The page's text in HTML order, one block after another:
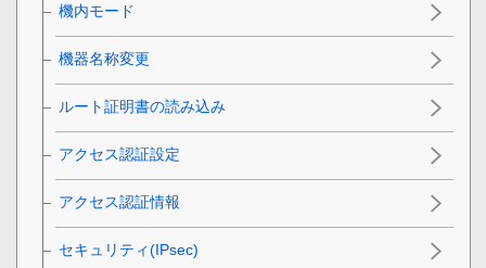
機内モード
機器名称変更
ルート証明書の読み込み
アクセス認証設定
アクセス認証情報
セキュリティ(IPsec)